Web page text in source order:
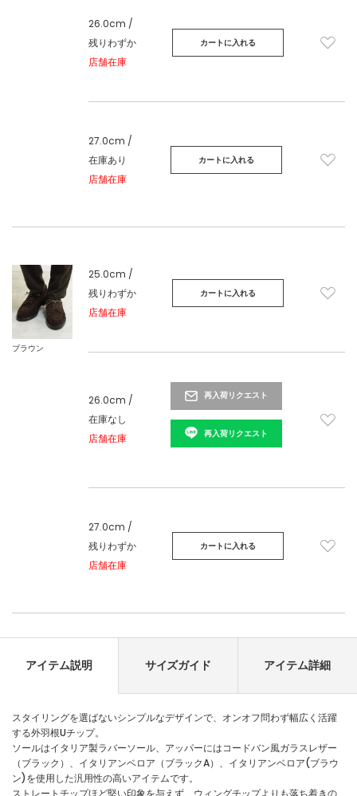
26.0cm /
残りわずか
店舗在庫
カートに入れる
27.0cm /
在庫あり
店舗在庫
カートに入れる
ブラウン
25.0cm /
残りわずか
店舗在庫
カートに入れる
26.0cm /
在庫なし
店舗在庫
再入荷リクエスト
再入荷リクエスト
27.0cm /
残りわずか
店舗在庫
カートに入れる
アイテム説明 サイズガイド アイテム詳細
スタイリングを選ばないシンプルなデザインで、オンオフ問わず幅広く活躍
する外羽根Uチップ。
ソールはイタリア製ラバーソール、アッパーにはコードバン風ガラスレザー
（ブラック）、イタリアンベロア（ブラックA）、イタリアンベロア(ブラウ
ン)を使用した汎用性の高いアイテムです。
ストレートチップほど堅い印象を与えず、ウィングチップよりも落ち着きの